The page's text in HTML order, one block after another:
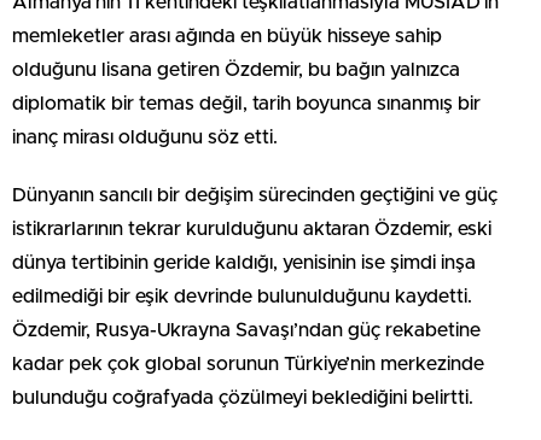
memleketler arası ağında en büyük hisseye sahip
olduğunu lisana getiren Özdemir, bu bağın yalnızca
diplomatik bir temas değil, tarih boyunca sınanmış bir
inanç mirası olduğunu söz etti.
Dünyanın sancılı bir değişim sürecinden geçtiğini ve güç
istikrarlarının tekrar kurulduğunu aktaran Özdemir, eski
dünya tertibinin geride kaldığı, yenisinin ise şimdi inşa
edilmediği bir eşik devrinde bulunulduğunu kaydetti.
Özdemir, Rusya-Ukrayna Savaşı’ndan güç rekabetine
kadar pek çok global sorunun Türkiye’nin merkezinde
bulunduğu coğrafyada çözülmeyi beklediğini belirtti.